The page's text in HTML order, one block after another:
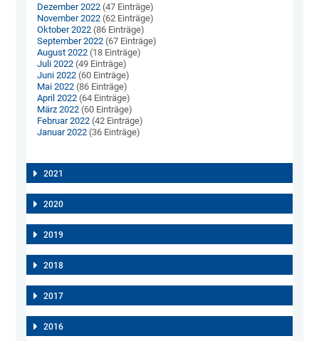
Dezember 2022 (47 Einträge)
November 2022 (62 Einträge)
Oktober 2022 (86 Einträge)
September 2022 (67 Einträge)
August 2022 (18 Einträge)
Juli 2022 (49 Einträge)
Juni 2022 (60 Einträge)
Mai 2022 (86 Einträge)
April 2022 (64 Einträge)
März 2022 (60 Einträge)
Februar 2022 (42 Einträge)
Januar 2022 (36 Einträge)
2021
2020
2019
2018
2017
2016